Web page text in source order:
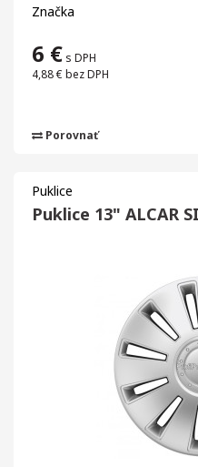
Značka
6 € s DPH
4,88 € bez DPH
Porovnať
Puklice
Puklice 13" ALCAR